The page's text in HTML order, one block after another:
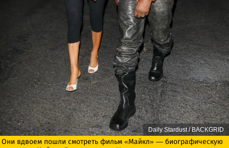
Daily Stardust / BACKGRID
Они вдвоем пошли смотреть фильм «Майкл» — биографическую